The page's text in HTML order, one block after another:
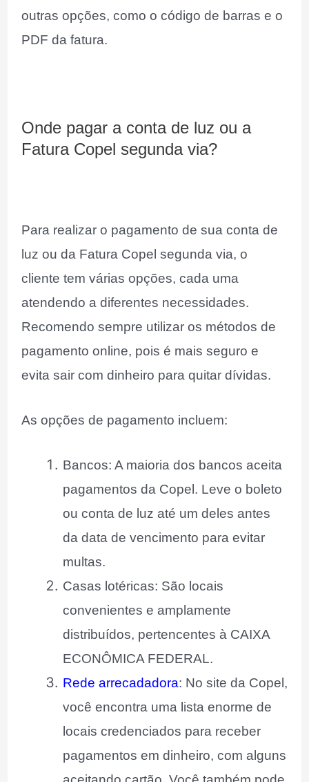
outras opções, como o código de barras e o
PDF da fatura.
Onde pagar a conta de luz ou a
Fatura Copel segunda via?
Para realizar o pagamento de sua conta de
luz ou da Fatura Copel segunda via, o
cliente tem várias opções, cada uma
atendendo a diferentes necessidades.
Recomendo sempre utilizar os métodos de
pagamento online, pois é mais seguro e
evita sair com dinheiro para quitar dívidas.
As opções de pagamento incluem:
Bancos: A maioria dos bancos aceita
pagamentos da Copel. Leve o boleto
ou conta de luz até um deles antes
da data de vencimento para evitar
multas.
Casas lotéricas: São locais
convenientes e amplamente
distribuídos, pertencentes à CAIXA
ECONÔMICA FEDERAL.
Rede arrecadadora: No site da Copel,
você encontra uma lista enorme de
locais credenciados para receber
pagamentos em dinheiro, com alguns